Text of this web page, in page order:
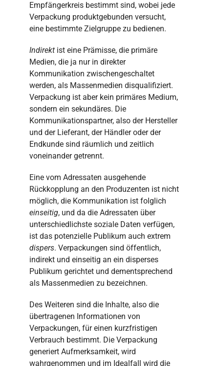
Empfängerkreis bestimmt sind, wobei jede
Verpackung produktgebunden versucht,
eine bestimmte Zielgruppe zu bedienen.
Indirekt ist eine Prämisse, die primäre
Medien, die ja nur in direkter
Kommunikation zwischengeschaltet
werden, als Massenmedien disqualifiziert.
Verpackung ist aber kein primäres Medium,
sondern ein sekundäres. Die
Kommunikationspartner, also der Hersteller
und der Lieferant, der Händler oder der
Endkunde sind räumlich und zeitlich
voneinander getrennt.
Eine vom Adressaten ausgehende
Rückkopplung an den Produzenten ist nicht
möglich, die Kommunikation ist folglich
einseitig, und da die Adressaten über
unterschiedlichste soziale Daten verfügen,
ist das potenzielle Publikum auch extrem
dispers. Verpackungen sind öffentlich,
indirekt und einseitig an ein disperses
Publikum gerichtet und dementsprechend
als Massenmedien zu bezeichnen.
Des Weiteren sind die Inhalte, also die
übertragenen Informationen von
Verpackungen, für einen kurzfristigen
Verbrauch bestimmt. Die Verpackung
generiert Aufmerksamkeit, wird
wahrgenommen und im Idealfall wird die